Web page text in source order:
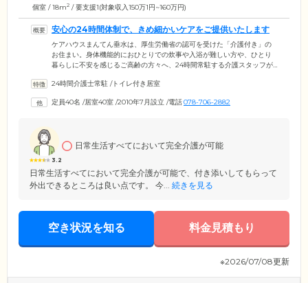
個室 / 18m2 / 要支援1(対象収入150万1円~160万円)
安心の24時間体制で、きめ細かいケアをご提供いたします
ケアハウスまんてん垂水は、厚生労働省の認可を受けた「介護付き」の
お住まい。身体機能的におひとりでの炊事や入浴が難しい方や、ひとり
暮らしに不安を感じるご高齢の方々へ、24時間常駐する介護スタッフが
サポートをご提供します。お一人おひとりのご希望にできる限り添える
た、館内は転倒やつまずきを防止するバリアフリー構造。広々とした浴
24時間介護士常駐 /トイレ付き居室
定員40名 /居室40室 /2010年7月設立 /電話078-706-2882
3.2
日常生活すべてにおいて完全介護が可能
日常生活すべてにおいて完全介護が可能で、付き添いしてもらって
外出できるところは良い点です。 今... 続きを見る
空き状況を知る 料金見積もり
※2026/07/08更新